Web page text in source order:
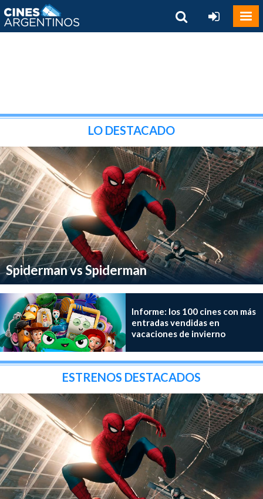
LO DESTACADO
Spiderman vs Spiderman
Informe: los 100 cines con más
entradas vendidas en
vacaciones de invierno
ESTRENOS DESTACADOS